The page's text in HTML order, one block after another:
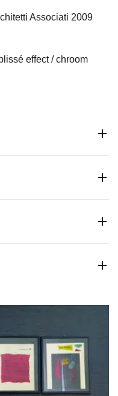
Associati 2009
effect / chroom